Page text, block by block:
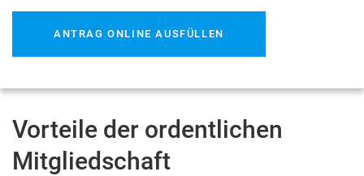
ANTRAG ONLINE AUSFÜLLEN
Vorteile der ordentlichen
Mitgliedschaft